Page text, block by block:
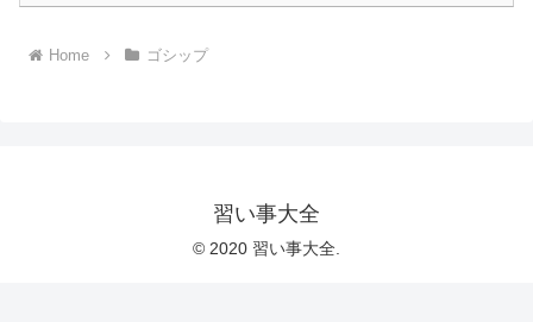
Home ゴシップ
習い事大全
© 2020 習い事大全.